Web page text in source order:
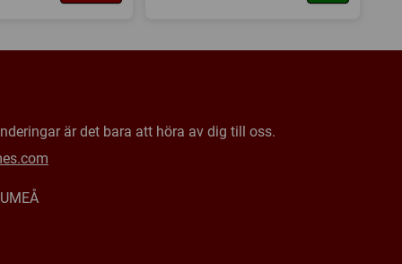
är det bara att höra av dig till oss.